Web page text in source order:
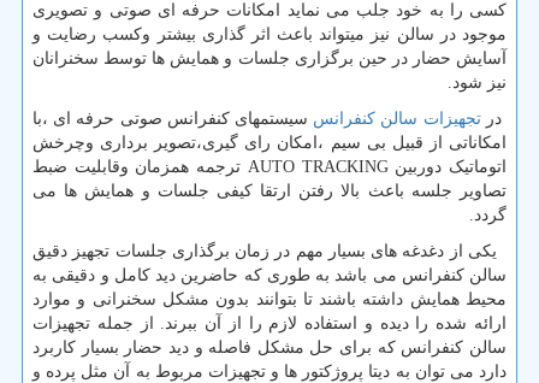
کسی را به خود جلب می نماید امکانات حرفه ای صوتی و تصویری
موجود در سالن نیز میتواند باعث اثر گذاری بیشتر وکسب رضایت و
آسایش حضار در حین برگزاری جلسات و همایش ها توسط سخنرانان
نیز شود.
درتجهیزات سالن کنفرانس سیستمهای کنفرانس صوتی حرفه ای ،با
امکاناتی از قبیل بی سیم ،امکان رای گیری،تصویر برداری وچرخش
اتوماتیک دوربین AUTO TRACKING ترجمه همزمان وقابلیت ضبط
تصاویر جلسه باعث بالا رفتن ارتقا کیفی جلسات و همایش ها می
گردد.
یکی از دغدغه های بسیار مهم در زمان برگذاری جلسات تجهیز دقیق
سالن کنفرانس می باشد به طوری که حاضرین دید کامل و دقیقی به
محیط همایش داشته باشند تا بتوانند بدون مشکل سخنرانی و موارد
ارائه شده را دیده و استفاده لازم را از آن ببرند. از جمله تجهیزات
سالن کنفرانس که برای حل مشکل فاصله و دید حضار بسیار کاربرد
دارد می توان به دیتا پروژکتور ها و تجهیزات مربوط به آن مثل پرده و